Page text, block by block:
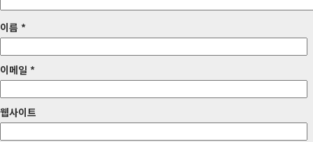
이름 *
이메일 *
웹사이트